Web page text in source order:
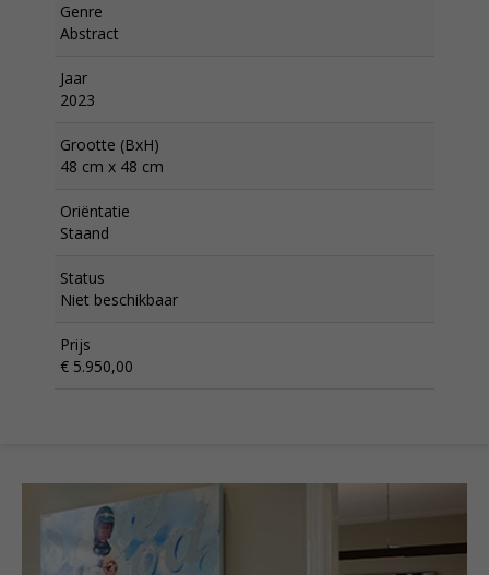
Genre
Abstract
Jaar
2023
Grootte (BxH)
48 cm x 48 cm
Oriëntatie
Staand
Status
Niet beschikbaar
Prijs
€ 5.950,00